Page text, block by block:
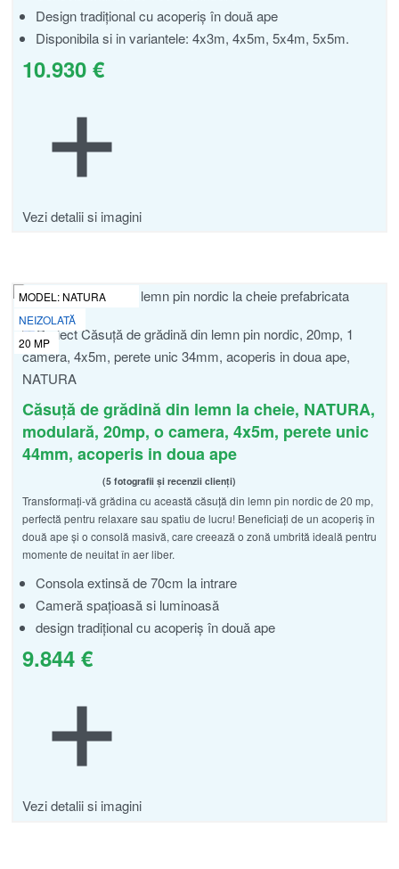
Design tradițional cu acoperiș în două ape
Disponibila si in variantele: 4x3m, 4x5m, 5x4m, 5x5m.
10.930 €
Vezi detalii si imagini
MODEL: NATURA
NEIZOLATĂ
20 MP
Căsuță de grădină din lemn la cheie, NATURA,
modulară, 20mp, o camera, 4x5m, perete unic
44mm, acoperis in doua ape
Evaluat la5.00din 5
5 fotografii și recenzii clienți
Transformați-vă grădina cu această căsuță din lemn pin nordic de 20 mp,
perfectă pentru relaxare sau spatiu de lucru! Beneficiați de un acoperiș în
două ape și o consolă masivă, care creează o zonă umbrită ideală pentru
momente de neuitat în aer liber.
Consola extinsă de 70cm la intrare
Cameră spațioasă si luminoasă
design tradițional cu acoperiș în două ape
9.844 €
Vezi detalii si imagini